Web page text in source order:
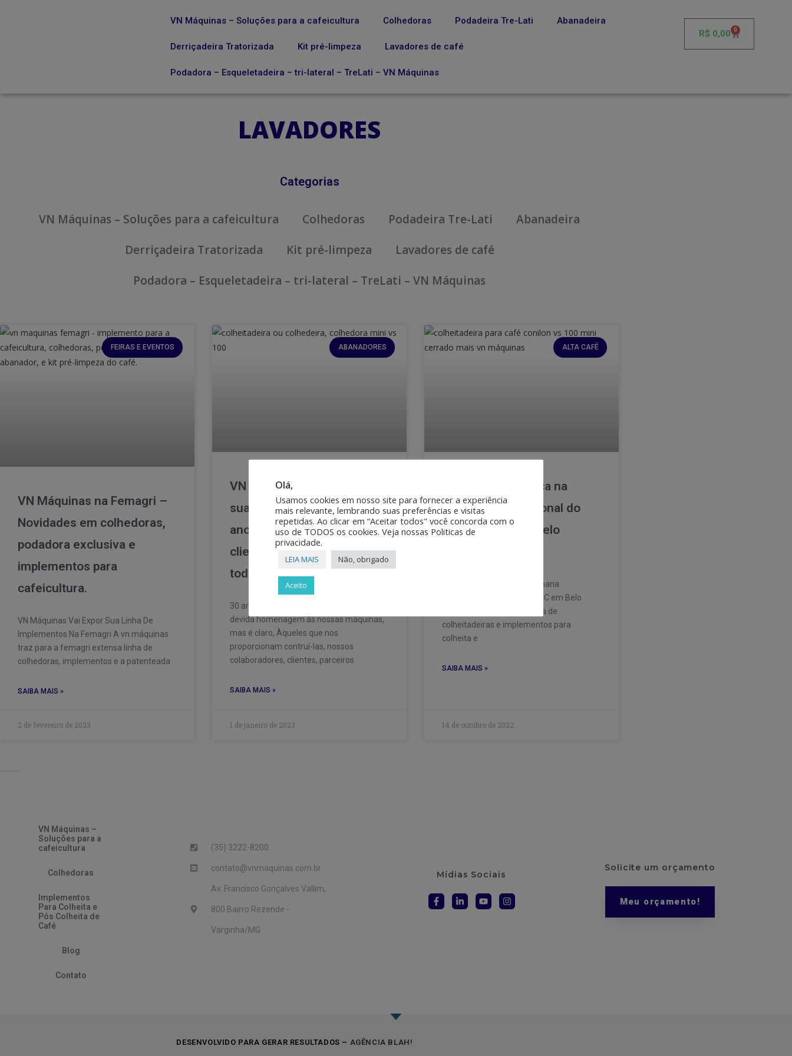
VN Máquinas – Soluções para a cafeicultura Colhedoras Podadeira Tre-Lati Abanadeira
Derriçadeira Tratorizada Kit pré-limpeza Lavadores de café
Podadora – Esqueletadeira – tri-lateral – TreLati – VN Máquinas
R$ 0,00 0
LAVADORES
Categorias
VN Máquinas – Soluções para a cafeicultura Colhedoras Podadeira Tre-Lati
Abanadeira
Derriçadeira Tratorizada
Kit pré-limpeza
Lavadores de café
Podadora – Esqueletadeira – tri-lateral – TreLati – VN Máquinas
FEIRAS E EVENTOS
VN Máquinas na Femagri –
Novidades em colhedoras,
podadora exclusiva e
implementos para
cafeicultura.
VN Máquinas Vai Expor Sua Linha De
Implementos Na Femagri A vn máquinas
traz para a femagri extensa linha de
colhedoras, implementos e a patenteada
SAIBA MAIS »
2 de fevereiro de 2023
ABANADORES
VN Máquinas encerra 2022,
suas comemorações de 30
anos enaltecendo seu
clientes, colaboradores e a
todo mundo!
30 anos de VN Máquinas encerrado com a
devida homenagem às nossas máquinas,
mas é claro, Àqueles que nos
proporcionam contruí-las, nossos
colaboradores, clientes, parceiros
SAIBA MAIS »
1 de janeiro de 2023
ALTA CAFÉ
VN Marca presença na
Semana Internacional do
Café – a SIC em Belo
VN Marca presença na Semana
Internacional do Café – a SIC em Belo
Horizonte Além de sua linha de
colheitadeiras e implementos para
colheita e
SAIBA MAIS »
14 de outubro de 2022
VN Máquinas –
Soluções para a
cafeicultura
Colhedoras
Implementos
Para Colheita e
Pós Colheita de
Café
Blog
Contato
(35) 3222-8200
contato@vnmaquinas.com.br
Av. Francisco Gonçalves Vallim,
800 Bairro Rezende -
Varginha/MG
Mídias Sociais
Solicite um orçamento
Meu orçamento!
DESENVOLVIDO PARA GERAR RESULTADOS – AGÊNCIA BLAH!
Olá,
Usamos cookies em nosso site para fornecer a experiência
mais relevante, lembrando suas preferências e visitas
repetidas. Ao clicar em “Aceitar todos" você concorda com o
uso de TODOS os cookies. Veja nossas Politicas de
privacidade.
LEIA MAIS Não, obrigado
Aceito